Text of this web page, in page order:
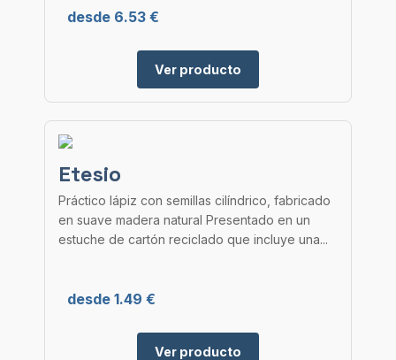
desde 6.53 €
Ver producto
Etesio
Práctico lápiz con semillas cilíndrico, fabricado
en suave madera natural Presentado en un
estuche de cartón reciclado que incluye una...
desde 1.49 €
Ver producto